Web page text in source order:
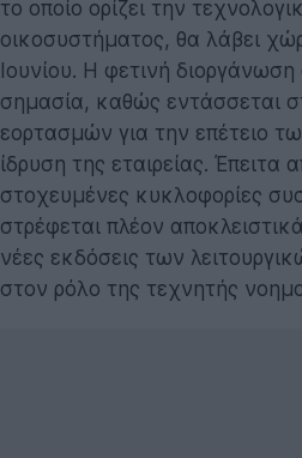
το οποίο ορίζει την
οικοσυστήματος, θα λάβει
Ιουνίου. Η φετινή
σημασία, καθώς εντάσσεται
εορτασμών για την επέτειο
ίδρυση της εταιρείας.
στοχευμένες κυκλοφορίες
στρέφεται πλέον
νέες εκδόσεις των
στον ρόλο της τεχνητής